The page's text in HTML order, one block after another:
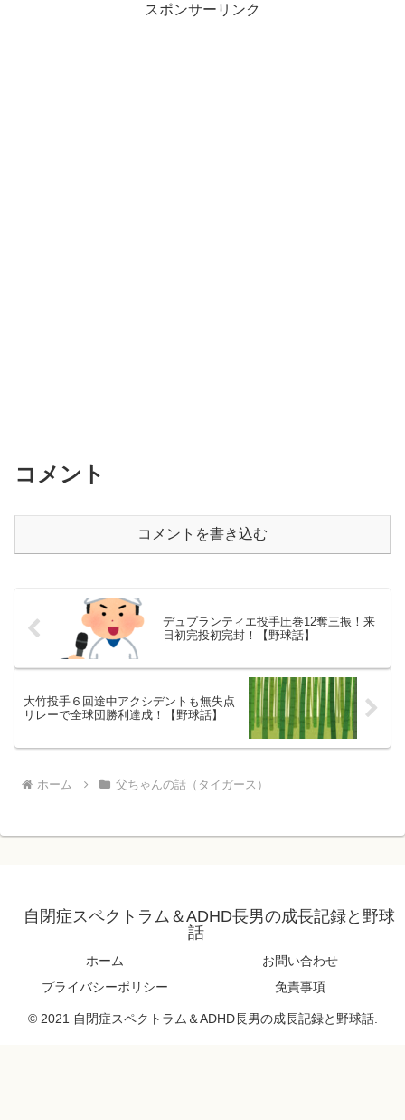
スポンサーリンク
コメント
コメントを書き込む
デュプランティエ投手圧巻12奪三振！来
日初完投初完封！【野球話】
大竹投手６回途中アクシデントも無失点
リレーで全球団勝利達成！【野球話】
ホーム 父ちゃんの話（タイガース）
自閉症スペクトラム＆ADHD長男の成長記録と野球
話
ホーム
お問い合わせ
プライバシーポリシー
免責事項
© 2021 自閉症スペクトラム＆ADHD長男の成長記録と野球話.